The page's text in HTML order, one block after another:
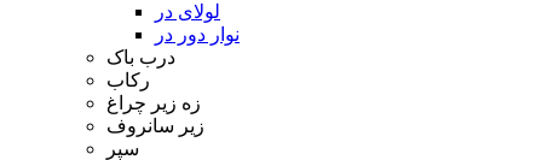
لولای در
نوار دور در
درب باک
رکاب
زه زیر چراغ
زیر سانروف
سپر